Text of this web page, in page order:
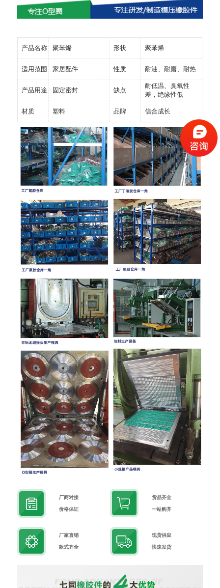
产品名称 聚苯烯 形状 聚苯烯
适用范围 家居配件 性质 耐油、耐磨、耐热
产品用途 固定密封 缺点
耐低温、臭氧性
差，绝缘性低
材质 塑料 品牌 信合成长
厂商对接
价格保证
货品齐全
一站购齐
厂家直销
款式齐全
现货供应
快速发货